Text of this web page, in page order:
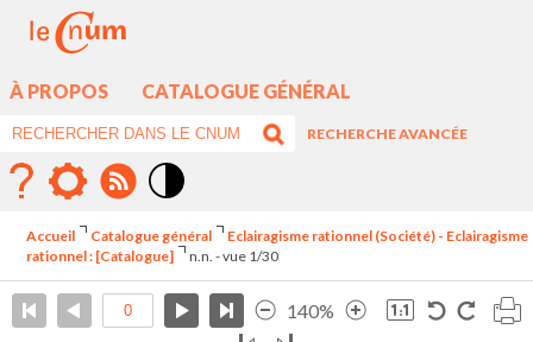
À PROPOS CATALOGUE GÉNÉRAL
RECHERCHE AVANCÉE
élévé
Accueil Catalogue général
Eclairagisme rationnel (Société) - Eclairagisme
rationnel : [Catalogue]
n.n. - vue 1/30
140%